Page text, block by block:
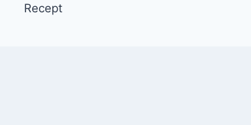
Recept